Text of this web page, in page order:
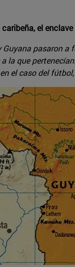
el
Guyana pasaron
la que
el caso del